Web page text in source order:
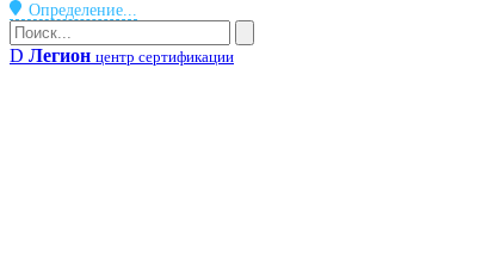
Определение...
Поиск
Поиск
D Легион центр сертификации